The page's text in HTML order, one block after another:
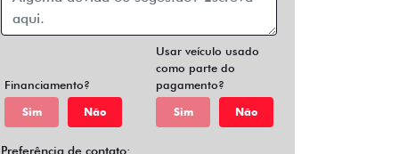
Financiamento?
Sim Não
Usar veículo usado
como parte do
pagamento?
Sim Não
Preferência de contato: